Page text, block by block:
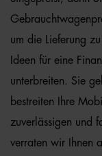
um die Lieferung
Ideen für eine
unterbreiten. Sie
bestreiten Ihre
zuverlässigen und
verraten wir Ihnen